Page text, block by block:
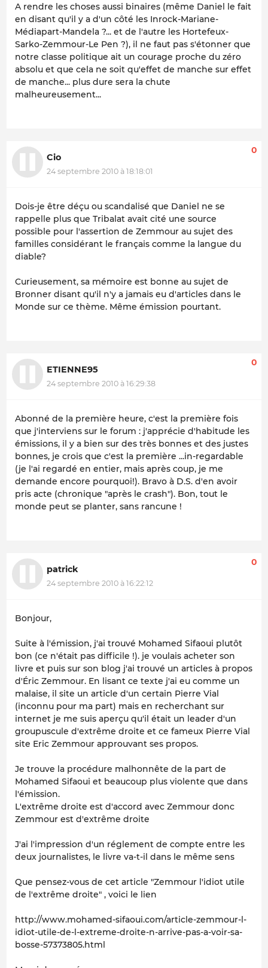
A rendre les choses aussi binaires (même Daniel le fait
en disant qu'il y a d'un côté les Inrock-Mariane-
Médiapart-Mandela ?... et de l'autre les Hortefeux-
Sarko-Zemmour-Le Pen ?), il ne faut pas s'étonner que
notre classe politique ait un courage proche du zéro
absolu et que cela ne soit qu'effet de manche sur effet
de manche... plus dure sera la chute
malheureusement...
Cio
24 septembre 2010 à 18:18:01
0
Dois-je être déçu ou scandalisé que Daniel ne se
rappelle plus que Tribalat avait cité une source
possible pour l'assertion de Zemmour au sujet des
familles considérant le français comme la langue du
diable?
Curieusement, sa mémoire est bonne au sujet de
Bronner disant qu'il n'y a jamais eu d'articles dans le
Monde sur ce thème. Même émission pourtant.
ETIENNE95
24 septembre 2010 à 16:29:38
0
Abonné de la première heure, c'est la première fois
que j'interviens sur le forum : j'apprécie d'habitude les
émissions, il y a bien sur des très bonnes et des justes
bonnes, je crois que c'est la première ...in-regardable
(je l'ai regardé en entier, mais après coup, je me
demande encore pourquoi!). Bravo à D.S. d'en avoir
pris acte (chronique "après le crash"). Bon, tout le
monde peut se planter, sans rancune !
patrick
24 septembre 2010 à 16:22:12
0
Bonjour,
Suite à l'émission, j'ai trouvé Mohamed Sifaoui plutôt
bon (ce n'était pas difficile !). je voulais acheter son
livre et puis sur son blog j'ai trouvé un articles à propos
d'Éric Zemmour. En lisant ce texte j'ai eu comme un
malaise, il site un article d'un certain Pierre Vial
(inconnu pour ma part) mais en recherchant sur
internet je me suis aperçu qu'il était un leader d'un
groupuscule d'extrême droite et ce fameux Pierre Vial
site Eric Zemmour approuvant ses propos.
Je trouve la procédure malhonnête de la part de
Mohamed Sifaoui et beaucoup plus violente que dans
l'émission.
L'extrême droite est d'accord avec Zemmour donc
Zemmour est d'extrême droite
J'ai l'impression d'un réglement de compte entre les
deux journalistes, le livre va-t-il dans le même sens
Que pensez-vous de cet article "Zemmour l'idiot utile
de l'extrême droite" , voici le lien
http://www.mohamed-sifaoui.com/article-zemmour-l-
idiot-utile-de-l-extreme-droite-n-arrive-pas-a-voir-sa-
bosse-57373805.html